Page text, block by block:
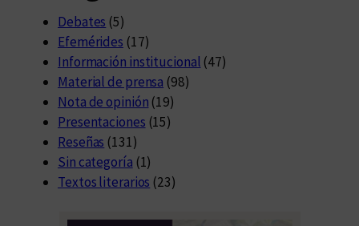
Debates (5)
Efemérides (17)
Información institucional (47)
Material de prensa (98)
Nota de opinión (19)
Presentaciones (15)
Reseñas (131)
Sin categoría (1)
Textos literarios (23)